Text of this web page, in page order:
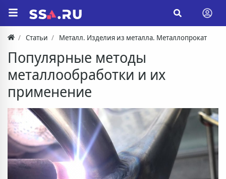
Статьи Металл. Изделия из металла. Металлопрокат
Популярные методы
металлообработки и их
применение